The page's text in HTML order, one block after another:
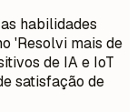
habilidades
'Resolvi mais de
de IA e IoT
satisfação de